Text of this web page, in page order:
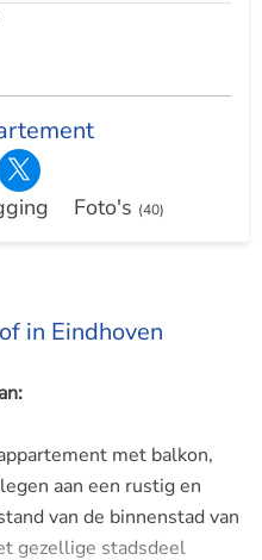
Foto's (40)
in Eindhoven
met balkon,
aan een rustig en
van de binnenstad van
gezellige stadsdeel